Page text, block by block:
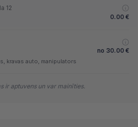
12
0.00 €
no 30.00 €
kravas auto, manipulators
ir aptuvens un var mainīties.